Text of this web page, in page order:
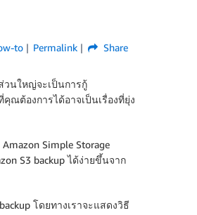
to Permalink Share
วนใหญ่จะเป็นการกู้
ณต้องการได้อาจเป็นเรื่องที่ยุ่ง
Simple Storage
S3 backup ได้ง่ายขึ้นจาก
โดยทางเราจะแสดงวิธี